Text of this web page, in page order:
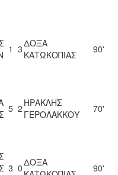
1 3ΔΟΞΑ
ΚΑΤΩΚΟΠΙΑΣ
90'
5 2 ΗΡΑΚΛΗΣ
ΓΕΡΟΛΑΚΚΟΥ
70'
3 0ΔΟΞΑ
90'